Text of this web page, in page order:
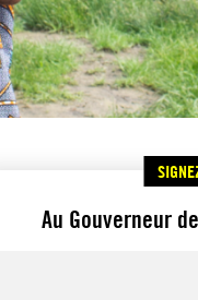
Au Gouverneur